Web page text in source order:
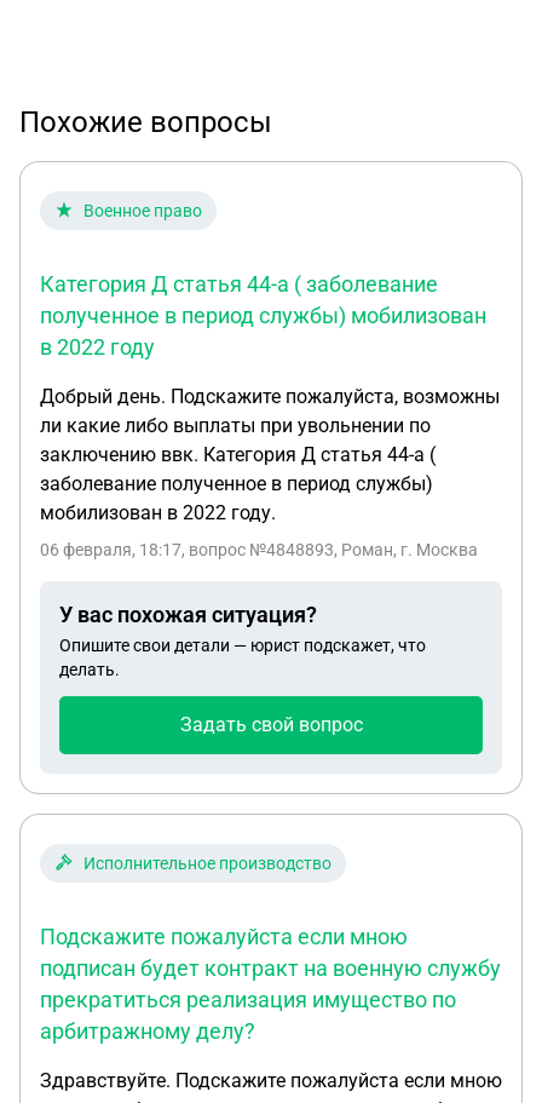
Похожие вопросы
Военное право
Категория Д статья 44-а ( заболевание
полученное в период службы) мобилизован
в 2022 году
Добрый день. Подскажите пожалуйста, возможны
ли какие либо выплаты при увольнении по
заключению ввк. Категория Д статья 44-а (
заболевание полученное в период службы)
мобилизован в 2022 году.
06 февраля, 18:17, вопрос №4848893, Роман, г. Москва
У вас похожая ситуация?
Опишите свои детали — юрист подскажет, что
делать.
Задать свой вопрос
Исполнительное производство
Подскажите пожалуйста если мною
подписан будет контракт на военную службу
прекратиться реализация имущество по
арбитражному делу?
Здравствуйте. Подскажите пожалуйста если мною